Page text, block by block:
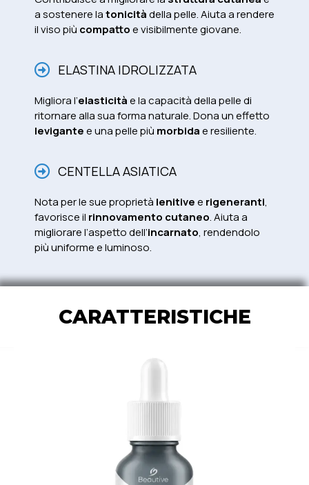
a sostenere latonicitàdella pelle. Aiuta a rendere
il viso più compattoe visibilmente giovane.
ELASTINA IDROLIZZATA
Migliora l’elasticitàe la capacità della pelle di
ritornare alla sua forma naturale. Dona un effetto
levigantee una pelle più morbidae resiliente.
CENTELLA ASIATICA
Nota per le sue proprietà lenitivee rigeneranti,
favorisce il rinnovamento cutaneo. Aiuta a
migliorare l’aspetto dell’incarnato, rendendolo
più uniforme e luminoso.
CARATTERISTICHE